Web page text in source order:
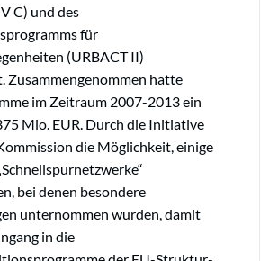
C) und des
für
(URBACT II)
Zusammengenommen hatte
im Zeitraum 2007-2013 ein
Mio. EUR. Durch die Initiative
die Möglichkeit, einige
bei denen besondere
unternommen wurden, damit
in die